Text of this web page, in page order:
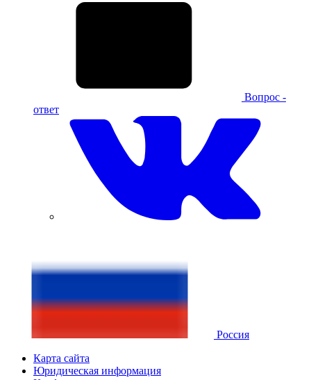
Вопрос -
ответ
Россия
Карта сайта
Юридическая информация